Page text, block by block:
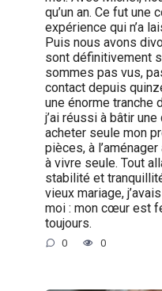
qu’un an. Ce fut une
expérience qui n’a
Puis nous avons
sont définitivement
sommes pas vus,
contact depuis
une énorme tranche
j’ai réussi à bâtir
acheter seule mon
pièces, à
à vivre seule. Tout
stabilité et
vieux mariage,
moi : mon cœur est
toujours.
0 0